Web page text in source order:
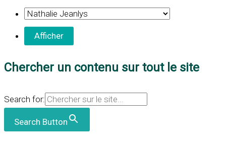
Chercher un contenu sur tout le site
Search for:
Search Button